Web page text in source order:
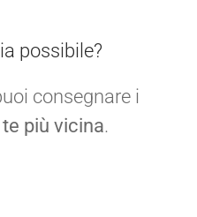
possibile?
consegnare i
più vicina.